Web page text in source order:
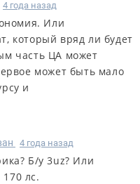
4 года назад
Или
который вряд ли будет
часть ЦА может
может быть мало
и
4 года назад
Б/у 3uz? Или
лс.